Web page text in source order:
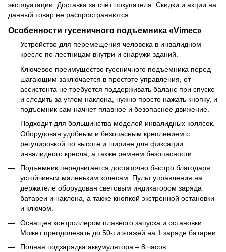
эксплуатации. Доставка за счёт покупателя. Скидки и акции на
данный товар не распространяются.
Особенности гусеничного подъемника «Vimec»
Устройство для перемещения человека в инвалидном
кресле по лестницам внутри и снаружи зданий.
Ключевое преимущество гусеничного подъемника перед
шагающим заключается в простоте управления, от
ассистента не требуется поддерживать баланс при спуске
и следить за углом наклона, нужно просто нажать кнопку, и
подъемник сам начнет плавное и безопасное движение.
Подходит для большинства моделей инвалидных колясок.
Оборудован удобным и безопасным креплением с
регулировкой по высоте и ширине для фиксации
инвалидного кресла, а также ремнем безопасности.
Подъемник передвигается достаточно быстро благодаря
устойчивым маленьким колесам. Пульт управления на
держателе оборудован световым индикатором заряда
батареи и наклона, а также кнопкой экстренной остановки
и ключом.
Оснащен контроллером плавного запуска и остановки.
Может преодолевать до 50-ти этажей на 1 заряде батареи.
Полная подзарядка аккумулятора – 8 часов.